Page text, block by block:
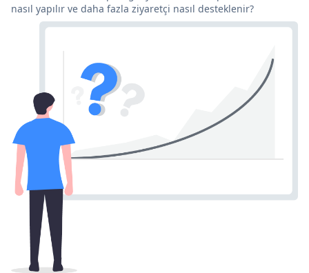
nasıl yapılır ve daha fazla ziyaretçi nasıl desteklenir?